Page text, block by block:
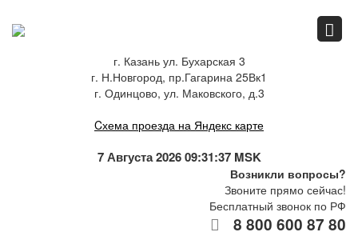
г. Казань ул. Бухарская 3
г. Н.Новгород, пр.Гагарина 25Вк1
г. Одинцово, ул. Маковского, д.3
Cхема проезда на Яндекс карте
7 Августа 2026 09:31:37 MSK
Возникли вопросы?
Звоните прямо сейчас!
Бесплатный звонок по РФ
8 800 600 87 80
Спец.предложения
Как купить